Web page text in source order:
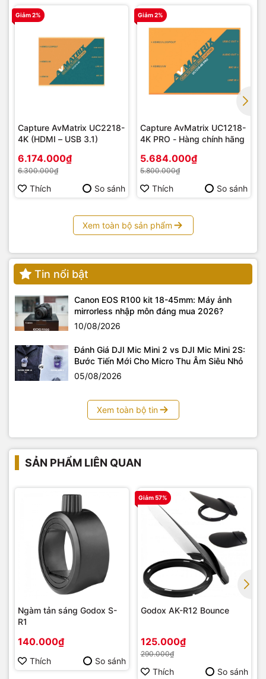
Giảm 2%
Capture AvMatrix UC2218-
4K (HDMI – USB 3.1)
6.174.000₫
6.300.000₫
Thích So sánh
Giảm 2%
Capture AvMatrix UC1218-
4K PRO - Hàng chính hãng
5.684.000₫
5.800.000₫
Thích So sánh
Xem toàn bộ sản phẩm
Tin nổi bật
Canon EOS R100 kit 18-45mm: Máy ảnh
mirrorless nhập môn đáng mua 2026?
10/08/2026
Đánh Giá DJI Mic Mini 2 vs DJI Mic Mini 2S:
Bước Tiến Mới Cho Micro Thu Âm Siêu Nhỏ
05/08/2026
Xem toàn bộ tin
SẢN PHẨM LIÊN QUAN
Ngàm tản sáng Godox S-
R1
140.000₫
Thích So sánh
Giảm 57%
Godox AK-R12 Bounce
125.000₫
290.000₫
Thích So sánh